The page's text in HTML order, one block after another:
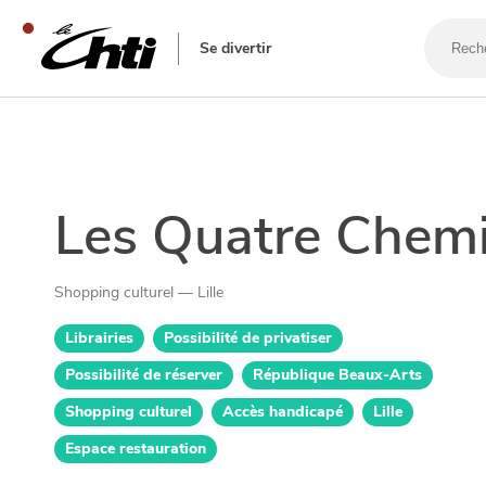
Se divertir
bar,
Les Quatre
Shopping culturel — Lille
Librairies
Possibilité de privatiser
Possibilité de réserver
République Beaux-Arts
Shopping culturel
Accès handicapé
Lille
Espace restauration
SORTIR